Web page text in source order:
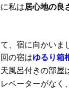
私は居心地の良
、宿に向かいま
の宿はゆるり箱
風呂付きの部屋
ベーターがなく